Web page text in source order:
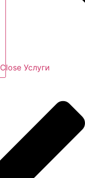
Close Услуги